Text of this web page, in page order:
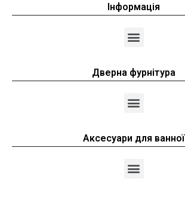
Інформація
Дверна фурнітура
Аксесуари для ванної